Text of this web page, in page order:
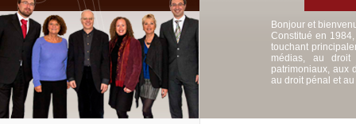
Bonjour et
Constitué en
touchant
médias, au droit
patrimoniaux, aux
au droit pénal et